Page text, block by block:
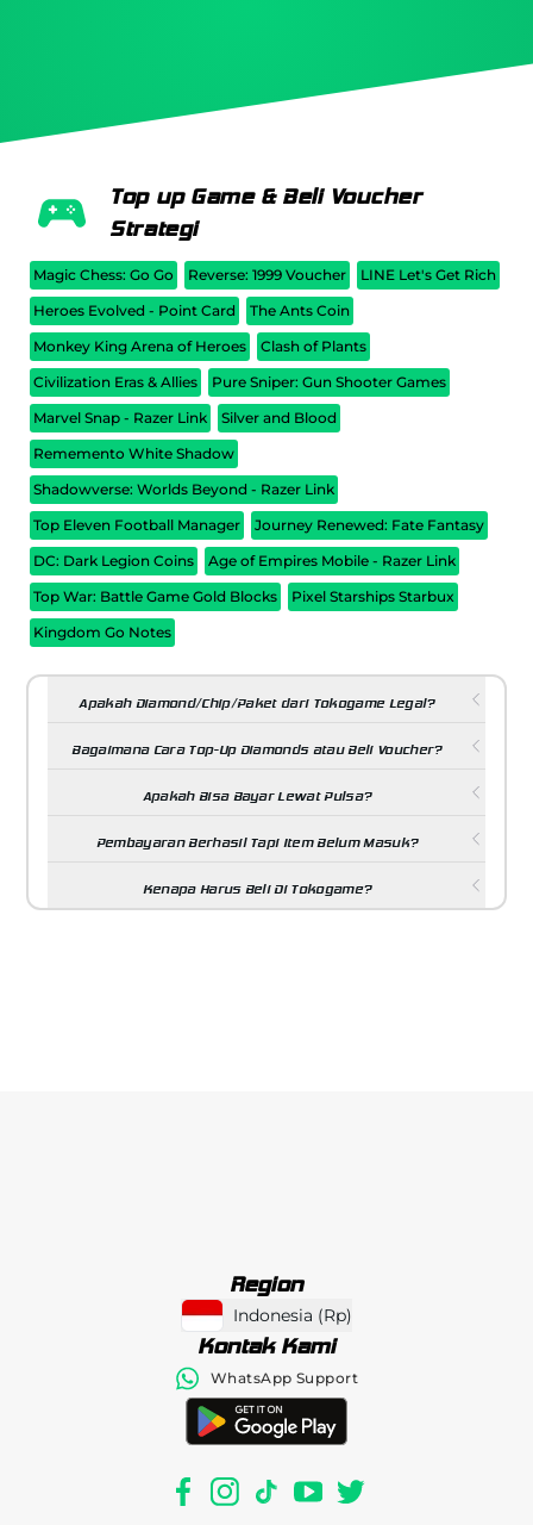
Top up Game & Beli Voucher
Strategi
Magic Chess: Go Go Reverse: 1999 Voucher
LINE Let's Get Rich
Heroes Evolved - Point Card
The Ants Coin
Monkey King Arena of Heroes
Clash of Plants
Civilization Eras & Allies
Pure Sniper: Gun Shooter Games
Marvel Snap - Razer Link
Silver and Blood
Rememento White Shadow
Shadowverse: Worlds Beyond - Razer Link
Top Eleven Football Manager
Journey Renewed: Fate Fantasy
DC: Dark Legion Coins
Age of Empires Mobile - Razer Link
Top War: Battle Game Gold Blocks
Pixel Starships Starbux
Kingdom Go Notes
Apakah Diamond/Chip/Paket dari Tokogame Legal?
Bagaimana Cara Top-Up Diamonds atau Beli Voucher?
Apakah Bisa Bayar Lewat Pulsa?
Pembayaran Berhasil Tapi Item Belum Masuk?
Kenapa Harus Beli Di Tokogame?
Region
Indonesia (Rp)
Kontak Kami
WhatsApp Support